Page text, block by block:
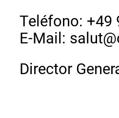
Teléfono: +49
E-Mail:
Director